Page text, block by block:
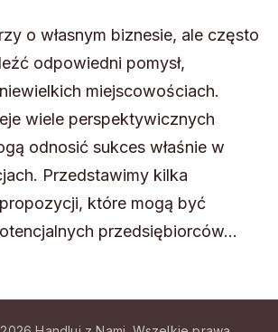
o własnym biznesie, ale często
odpowiedni pomysł,
miejscowościach.
wiele perspektywicznych
odnosić sukces właśnie w
Przedstawimy kilka
które mogą być
przedsiębiorców…